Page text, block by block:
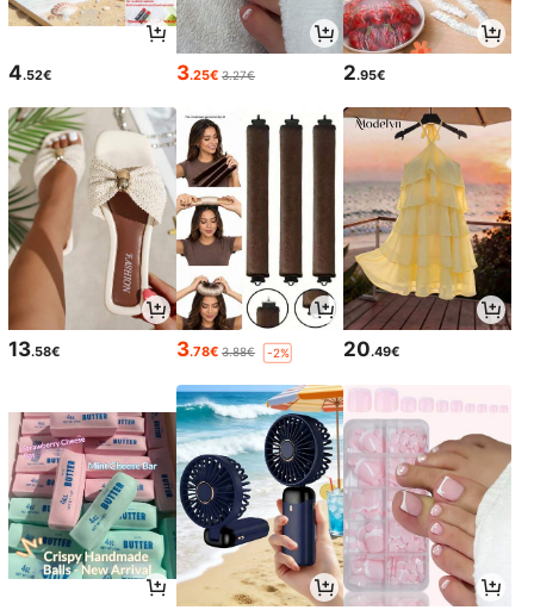
4.52€ 3.25€ 3.27€ 2.95€
13.58€ 3.78€ 3.88€ -2% 20.49€